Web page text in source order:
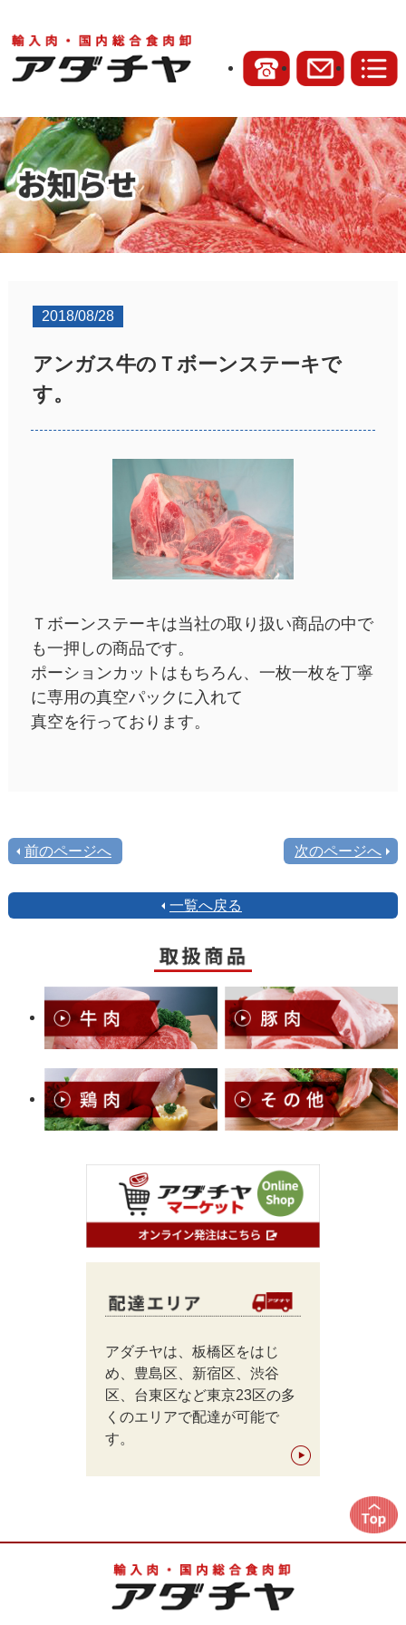
2018/08/28
アンガス牛のＴボーンステーキで
す。
Ｔボーンステーキは当社の取り扱い商品の中で
も一押しの商品です。
ポーションカットはもちろん、一枚一枚を丁寧
に専用の真空パックに入れて
真空を行っております。
前のページへ 次のページへ
一覧へ戻る
アダチヤは、板橋区をはじ
め、豊島区、新宿区、渋谷
区、台東区など東京23区の多
くのエリアで配達が可能で
す。